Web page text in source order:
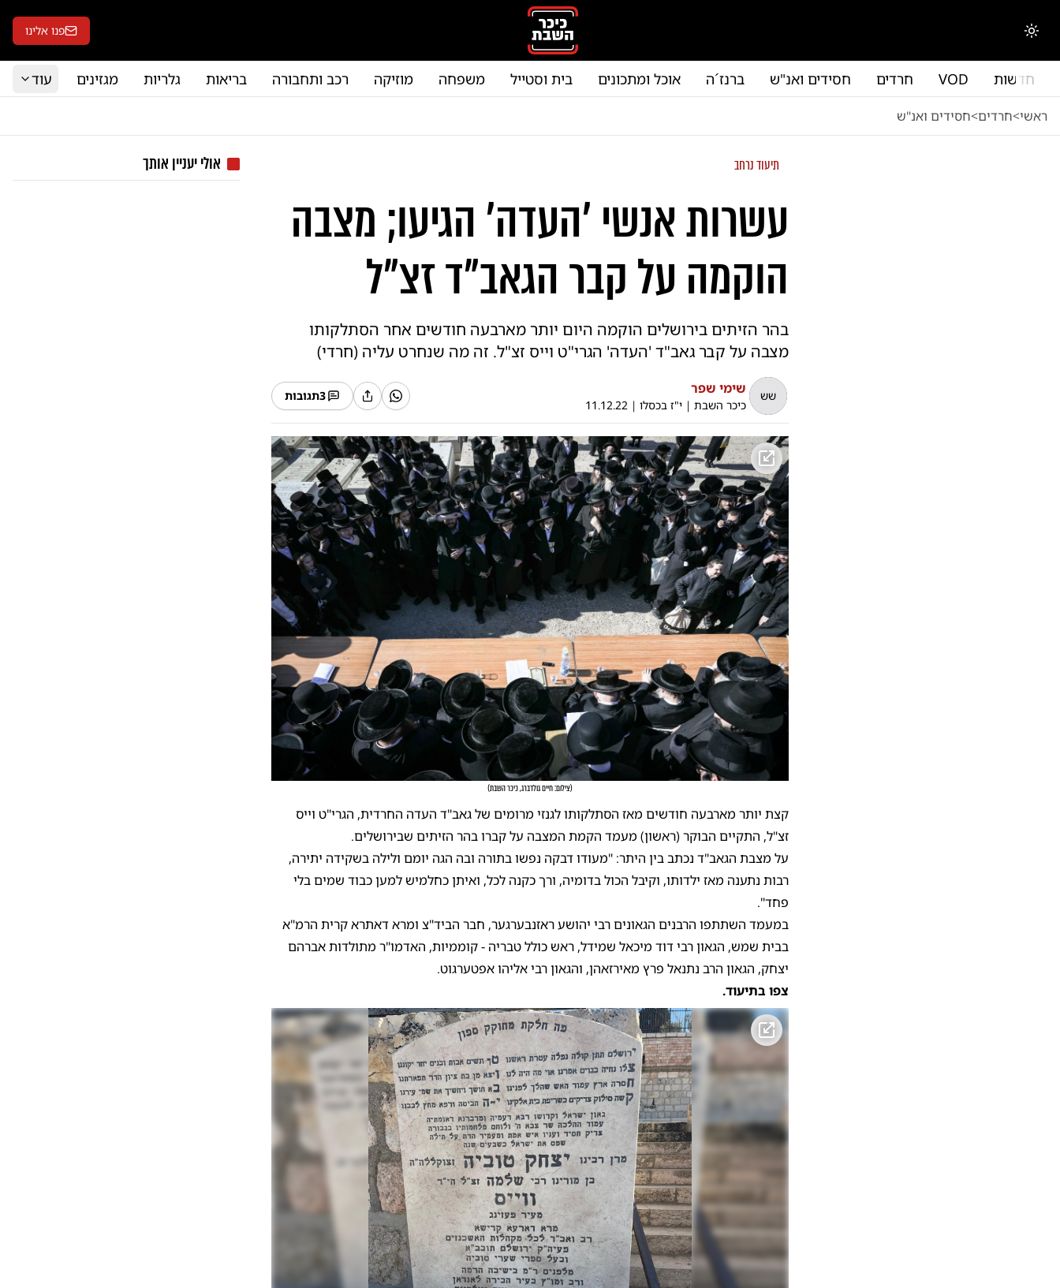
החלפת מצב תצוגה פנו אלינו
חדשות VOD חרדים חסידים ואנ"ש ברנז´ה אוכל ומתכונים בית וסטייל משפחה מוזיקה רכב ותחבורה בריאות גלריות מגזינים עוד
ראשי<חרדים<חסידים ואנ"ש
תיעוד נרחב
עשרות אנשי 'העדה' הגיעו; מצבה
הוקמה על קבר הגאב"ד זצ"ל
בהר הזיתים בירושלים הוקמה היום יותר מארבעה חודשים אחר הסתלקותו
מצבה על קבר גאב"ד 'העדה' הגרי"ט וייס זצ"ל. זה מה שנחרט עליה (חרדי)
שש שימי שפר
כיכר השבת| י"ז בכסלו |
11.12.22
3תגובות
(צילום: חיים גולדברג, כיכר השבת)
קצת יותר מארבעה חודשים מאז הסתלקותו לגנזי מרומים של גאב"ד העדה החרדית, הגרי"ט וייס
זצ"ל, התקיים הבוקר (ראשון) מעמד הקמת המצבה על קברו בהר הזיתים שבירושלים.
על מצבת הגאב"ד נכתב בין היתר: "מעודו דבקה נפשו בתורה ובה הגה יומם ולילה בשקידה יתירה,
רבות נתענה מאז ילדותו, וקיבל הכול בדומיה, ורך כקנה לכל, ואיתן כחלמיש למען כבוד שמים בלי
פחד".
במעמד השתתפו הרבנים הגאונים רבי יהושע ראזנבערגער, חבר הביד"צ ומרא דאתרא קרית הרמ"א
בבית שמש, הגאון רבי דוד מיכאל שמידל, ראש כולל טבריה - קוממיות, האדמו"ר מתולדות אברהם
יצחק, הגאון הרב נתנאל פרץ מאירזאהן, והגאון רבי אליהו אפטערגוט.
צפו בתיעוד.
אולי יעניין אותך